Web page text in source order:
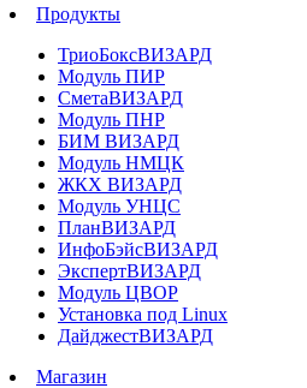
Продукты
ТриоБоксВИЗАРД
Модуль ПИР
СметаВИЗАРД
Модуль ПНР
БИМ ВИЗАРД
Модуль НМЦК
ЖКХ ВИЗАРД
Модуль УНЦС
ПланВИЗАРД
ИнфоБэйсВИЗАРД
ЭкспертВИЗАРД
Модуль ЦВОР
Установка под Linux
ДайджестВИЗАРД
Магазин